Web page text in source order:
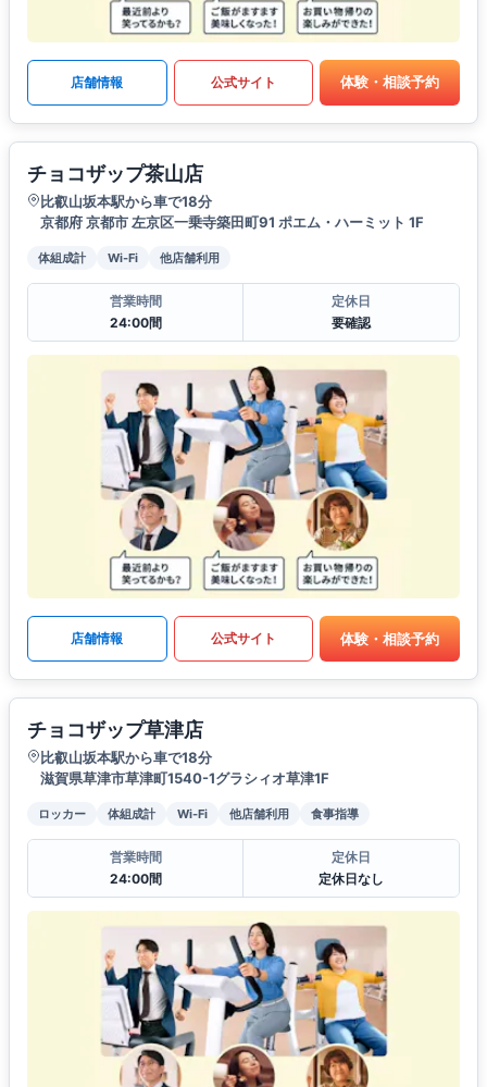
店舗情報 公式サイト 体験・相談予約
チョコザップ茶山店
比叡山坂本駅から車で18分
京都府 京都市 左京区一乗寺築田町91 ポエム・ハーミット 1F
体組成計 Wi-Fi 他店舗利用
営業時間
24:00間
定休日
要確認
店舗情報 公式サイト 体験・相談予約
チョコザップ草津店
比叡山坂本駅から車で18分
滋賀県草津市草津町1540-1グラシィオ草津1F
ロッカー 体組成計 Wi-Fi 他店舗利用 食事指導
営業時間
24:00間
定休日
定休日なし